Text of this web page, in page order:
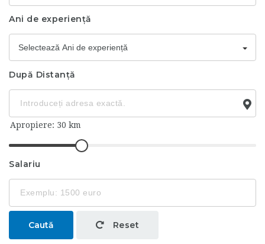
Ani de experiență
Selectează Ani de experiență
După Distanță
Salariu
Caută Reset